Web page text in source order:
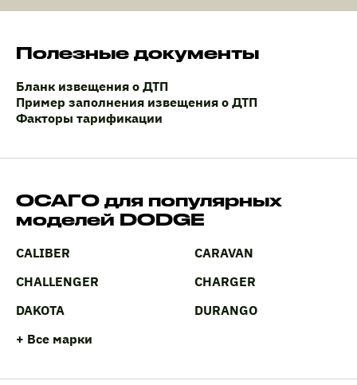
Полезные документы
Бланк извещения о ДТП
Пример заполнения извещения о ДТП
Факторы тарификации
ОСАГО для популярных
моделей DODGE
CALIBER
CARAVAN
CHALLENGER
CHARGER
DAKOTA
DURANGO
+ Все марки